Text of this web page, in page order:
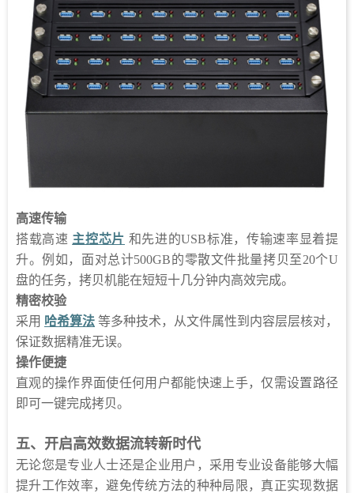
高速传输
搭载高速 主控芯片 和先进的USB标准，传输速率显着提
升。例如，面对总计500GB的零散文件批量拷贝至20个U
盘的任务，拷贝机能在短短十几分钟内高效完成。
精密校验
采用 哈希算法 等多种技术，从文件属性到内容层层核对，
保证数据精准无误。
操作便捷
直观的操作界面使任何用户都能快速上手，仅需设置路径
即可一键完成拷贝。
五、开启高效数据流转新时代
无论您是专业人士还是企业用户，采用专业设备能够大幅
提升工作效率，避免传统方法的种种局限，真正实现数据